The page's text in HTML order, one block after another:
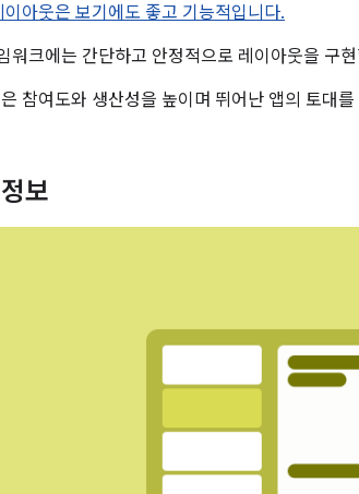
이아웃은 보기에도 좋고 기능적입니다.
워크에는 간단하고 안정적으로 레이아웃을 구
참여도와 생산성을 높이며 뛰어난 앱의 토대
보